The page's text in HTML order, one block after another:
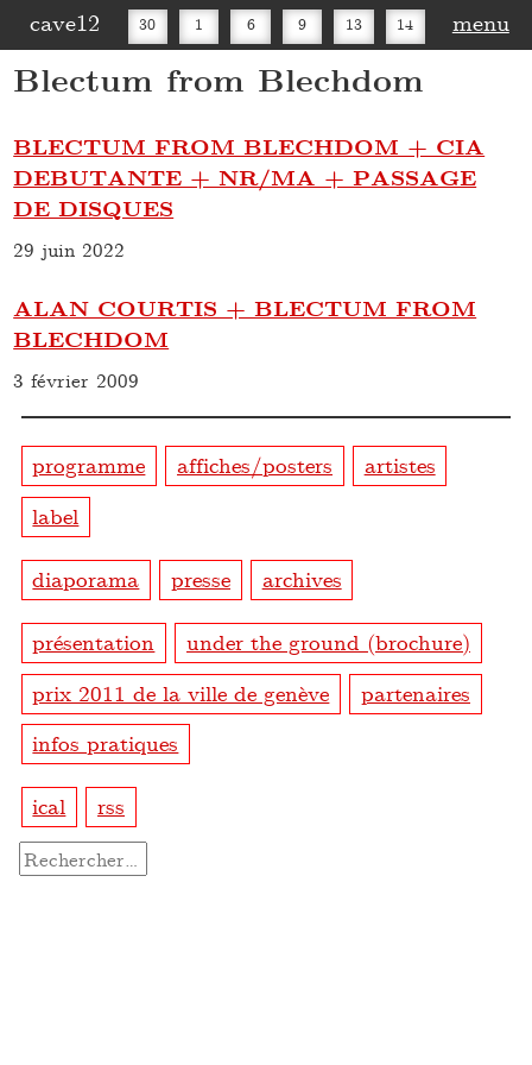
cave12 30 1 6 9 13 14
27
menu
Blectum from Blechdom
BLECTUM FROM BLECHDOM + CIA
DEBUTANTE + NR/MA + PASSAGE
DE DISQUES
29 juin 2022
ALAN COURTIS + BLECTUM FROM
BLECHDOM
3 février 2009
programme affiches/posters
artistes
label
diaporama presse archives
présentation
under the ground (brochure)
prix 2011 de la ville de genève
partenaires
infos pratiques
ical rss
Rechercher :